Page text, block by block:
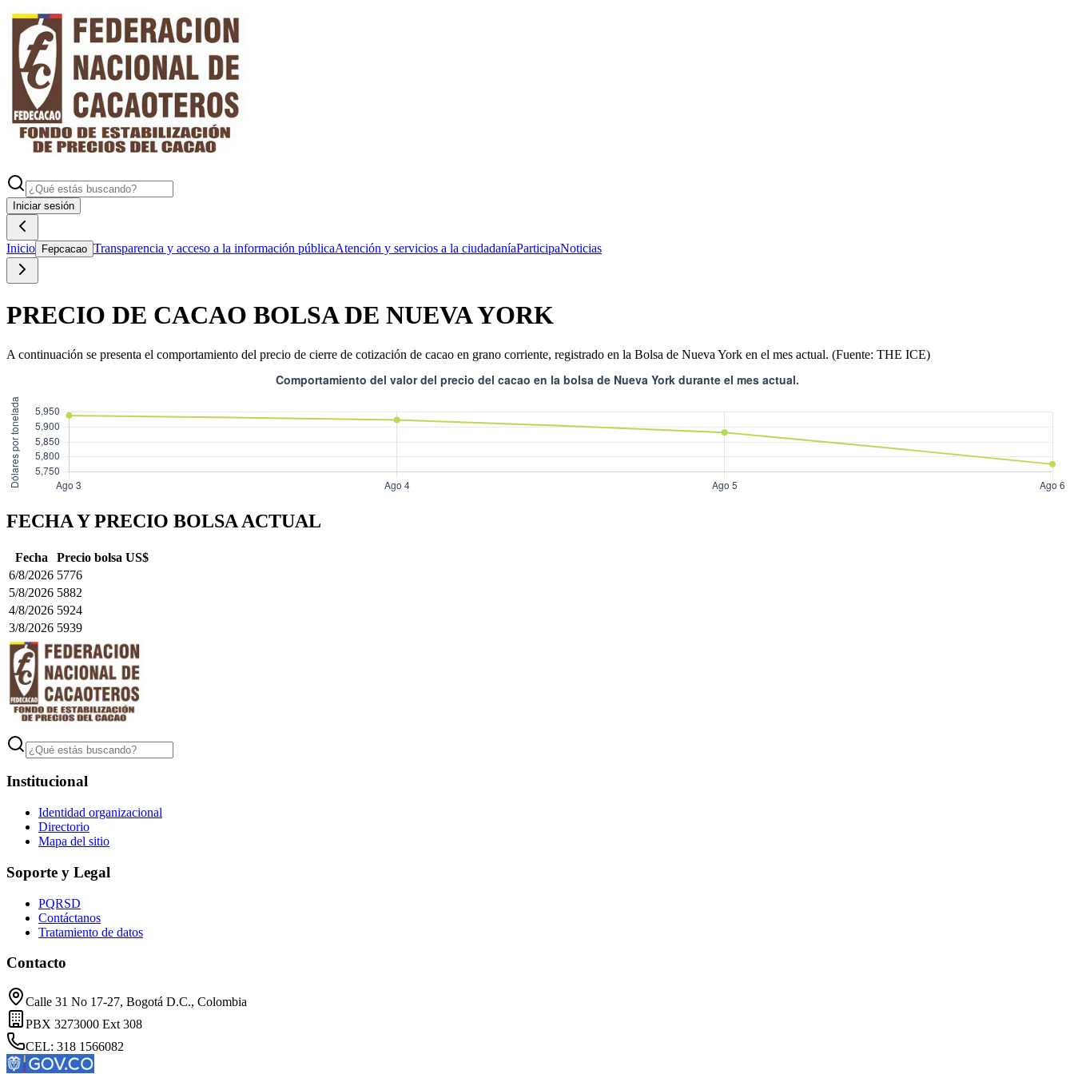
Iniciar sesión
Inicio Fepcacao Transparencia y acceso a la información públicaAtención y servicios a la ciudadaníaParticipaNoticias
PRECIO DE CACAO BOLSA DE NUEVA YORK
A continuación se presenta el comportamiento del precio de cierre de cotización de cacao en grano corriente, registrado en la Bolsa de Nueva York en el mes actual. (Fuente: THE ICE)
FECHA Y PRECIO BOLSA ACTUAL
Fecha
Precio bolsa US$
6/8/2026 5776
5/8/2026 5882
4/8/2026 5924
3/8/2026 5939
Institucional
Identidad organizacional
Directorio
Mapa del sitio
Soporte y Legal
PQRSD
Contáctanos
Tratamiento de datos
Contacto
Calle 31 No 17-27, Bogotá D.C., Colombia
PBX 3273000 Ext 308
CEL: 318 1566082